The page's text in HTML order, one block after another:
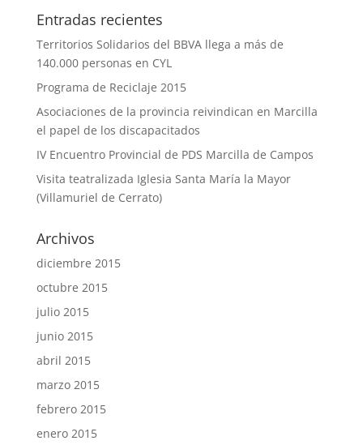
Entradas recientes
Territorios Solidarios del BBVA llega a más de
140.000 personas en CYL
Programa de Reciclaje 2015
Asociaciones de la provincia reivindican en Marcilla
el papel de los discapacitados
IV Encuentro Provincial de PDS Marcilla de Campos
Visita teatralizada Iglesia Santa María la Mayor
(Villamuriel de Cerrato)
Archivos
diciembre 2015
octubre 2015
julio 2015
junio 2015
abril 2015
marzo 2015
febrero 2015
enero 2015